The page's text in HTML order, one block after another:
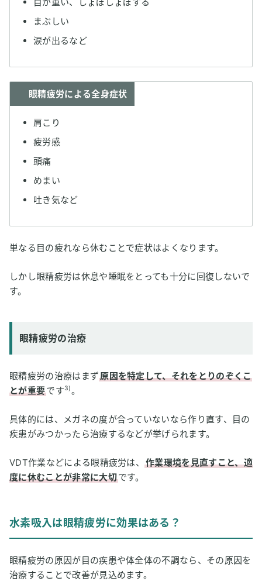
まぶしい
涙が出るなど
眼精疲労による全身症状
肩こり
疲労感
頭痛
めまい
吐き気など
単なる目の疲れなら休むことで症状はよくなります。
しかし眼精疲労は休息や睡眠をとっても十分に回復しないで
す。
眼精疲労の治療
眼精疲労の治療はまず原因を特定して、それをとりのぞくこ
とが重要です3)。
具体的には、メガネの度が合っていないなら作り直す、目の
疾患がみつかったら治療するなどが挙げられます。
VDT作業などによる眼精疲労は、作業環境を見直すこと、適
度に休むことが非常に大切です。
水素吸入は眼精疲労に効果はある？
眼精疲労の原因が目の疾患や体全体の不調なら、その原因を
治療することで改善が見込めます。